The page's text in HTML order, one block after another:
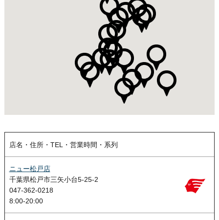
店名・住所・TEL・営業時間・系列
ニュー松戸店
千葉県松戸市三矢小台5-25-2
047-362-0218
8:00-20:00